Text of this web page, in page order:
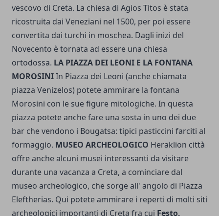
vescovo di Creta. La chiesa di Agios Titos è stata
ricostruita dai Veneziani nel 1500, per poi essere
convertita dai turchi in moschea. Dagli inizi del
Novecento è tornata ad essere una chiesa
ortodossa. LA PIAZZA DEI LEONI E LA FONTANA
MOROSINIIn Piazza dei Leoni (anche chiamata
piazza Venizelos) potete ammirare la fontana
Morosini con le sue figure mitologiche. In questa
piazza potete anche fare una sosta in uno dei due
bar che vendono i Bougatsa: tipici pasticcini farciti al
formaggio. MUSEO ARCHEOLOGICO Heraklion città
offre anche alcuni musei interessanti da visitare
durante una vacanza a Creta, a cominciare dal
museo archeologico, che sorge all' angolo di Piazza
Eleftherias. Qui potete ammirare i reperti di molti siti
archeologici importanti di Creta fra cui Festo,